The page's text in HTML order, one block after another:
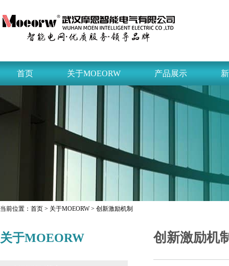
首页 关于MOEORW 产品展示
当前位置： 首页 > 关于MOEORW> 创新激励机制
关于MOEORW 创新激励机